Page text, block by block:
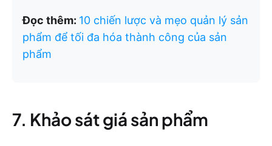
Đọc thêm: 10 chiến lược và mẹo quản lý sản
phẩm để tối đa hóa thành công của sản
phẩm
7. Khảo sát giá sản phẩm